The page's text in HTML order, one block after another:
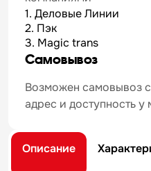
1. Деловые Линии
2. Пэк
3. Magic trans
Самовывоз
Возможен самовывоз
адрес и доступность у
Описание